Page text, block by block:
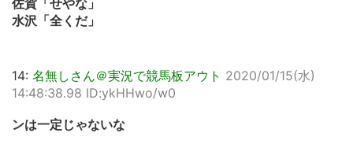
水沢「全くだ」
14: 名無しさん＠実況で競馬板アウト 2020/01/15(水)
14:48:38.98 ID:ykHHwo/w0
ンは一定じゃないな